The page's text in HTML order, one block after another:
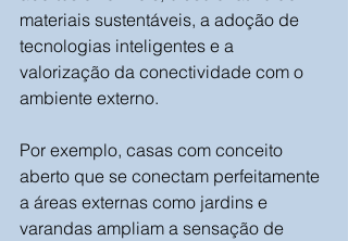
materiais sustentáveis, a adoção de
tecnologias inteligentes e a
valorização da conectividade com o
ambiente externo.
Por exemplo, casas com conceito
aberto que se conectam perfeitamente
a áreas externas como jardins e
varandas ampliam a sensação de